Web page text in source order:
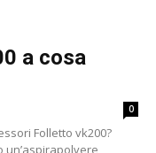
a cosa
0
Folletto vk200?
un’aspirapolvere